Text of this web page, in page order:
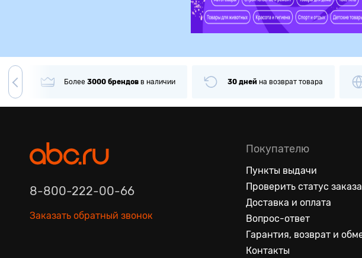
Более 3000 брендов в наличии 30 дней на возврат товара
8-800-222-00-66
Заказать обратный звонок
Покупателю
Пункты выдачи
Проверить статус заказа
Доставка и оплата
Вопрос-ответ
Гарантия, возврат и
Контакты